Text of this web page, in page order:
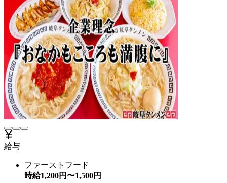
給与
ファーストフード
時給1,200円〜1,500円